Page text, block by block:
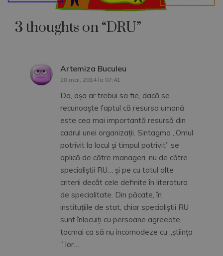
3 thoughts on “DRU”
Artemiza Buculeu
28 mai, 2014 la 07:41
Da, aşa ar trebui sa fie, dacă se
recunoaşte faptul că resursa umană
este cea mai importantă resursă din
cadrul unei organizaţii. Sintagma „Omul
potrivit la locul şi timpul potrivit” se
aplică de către manageri, nu de către
specialiştii RU… şi pe cu totul alte
criterii decât cele definite în literatura
de specialitate. Din păcate, în
instituţiile de stat, chiar specialiştii RU
sunt înlocuiţi cu persoane agreeate,
tocmai ca să nu incomodeze cu „ştiinţa
” lor…